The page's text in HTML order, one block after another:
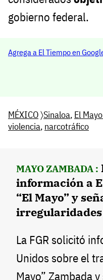
gobierno federal.
Agrega a El Tiempo en
MÉXICO〉Sinaloa, El
violencia, narcotráfico
MAYO ZAMBADA :
información a
“El Mayo” y
La FGR solicitó
Unidos sobre el
Mayo” Zambada